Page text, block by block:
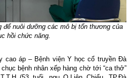
nuôi dưỡng các mô bị tổn thương của
hồi chức năng.
cao áp – Bệnh viện Y học cổ truyền Đà
bệnh nhân xếp hàng chờ tới “ca thở”